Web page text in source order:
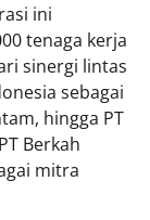
ini
tenaga kerja
sinergi lintas
sebagai
hingga PT
Berkah
mitra